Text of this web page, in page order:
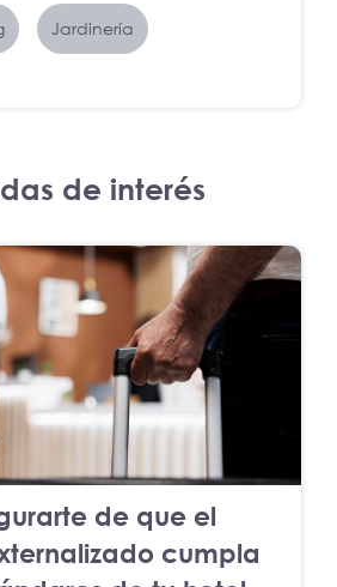
Jardinería
de interés
de que el
cumpla